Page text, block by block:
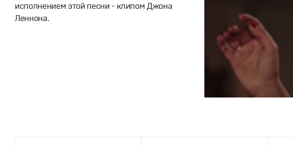
исполнением этой песни - клипом Джона
Леннона.